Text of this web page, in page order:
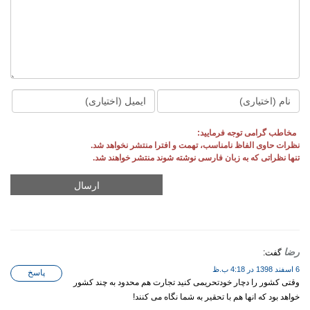
مخاطب گرامی توجه فرمایید:
نظرات حاوی الفاظ نامناسب، تهمت و افترا منتشر نخواهد شد.
تنها نظراتی که به زبان فارسی نوشته شوند منتشر خواهند شد.
رضا گفت:
6 اسفند 1398 در 4:18 ب.ظ
وقتی کشور را دچار خودتحریمی کنید تجارت هم محدود به چند کشور
خواهد بود که انها هم با تحقیر به شما نگاه می کنند!
پاسخ